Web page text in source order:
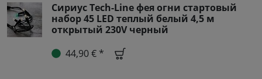
Сириус Tech-Line фея огни стартовый
набор 45 LED теплый белый 4,5 м
открытый 230V черный
44,90 € *